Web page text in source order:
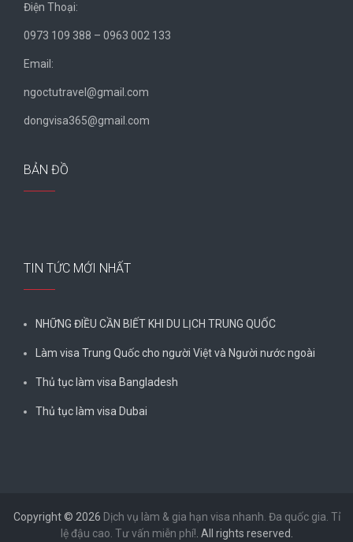
Điện Thoại:
0973 109 388 – 0963 002 133
Email:
ngoctutravel@gmail.com
dongvisa365@gmail.com
BẢN ĐỒ
TIN TỨC MỚI NHẤT
NHỮNG ĐIỀU CẦN BIẾT KHI DU LỊCH TRUNG QUỐC
Làm visa Trung Quốc cho người Việt và Người nước ngoài
Thủ tục làm visa Bangladesh
Thủ tục làm visa Dubai
Copyright © 2026 Dịch vụ làm & gia hạn visa nhanh. Đa quốc gia. Tỉ
lệ đậu cao. Tư vấn miễn phí!. All rights reserved.